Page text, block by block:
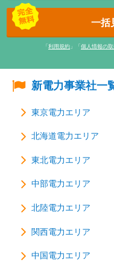
一括
「 利用規約 」「 個人情報の
新電力事業社一
東京電力エリア
北海道電力エリア
東北電力エリア
中部電力エリア
北陸電力エリア
関西電力エリア
中国電力エリア